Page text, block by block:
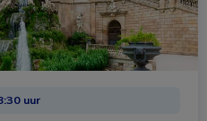
uur